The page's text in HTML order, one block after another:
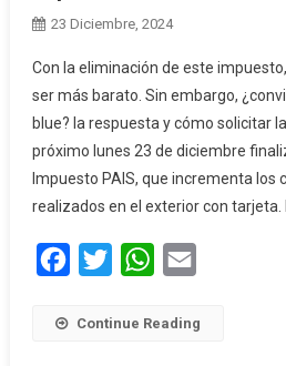
23 Diciembre, 2024
Con la eliminación de este
ser más barato. Sin embargo,
blue? la respuesta y cómo solicitar
próximo lunes 23 de diciembre
Impuesto PAIS, que incrementa los
realizados en el exterior con tarjeta.
Facebook
Twitter WhatsApp
Continue Reading